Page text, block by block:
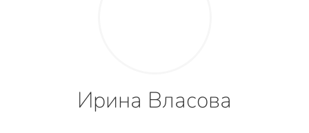
Ирина Власова